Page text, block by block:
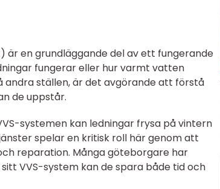
är en grundläggande del av ett fungerande
fungerar eller hur varmt vatten
andra ställen, är det avgörande att förstå
de uppstår.
systemen kan ledningar frysa på vintern
spelar en kritisk roll här genom att
reparation. Många göteborgare har
VVS-system kan de spara både tid och